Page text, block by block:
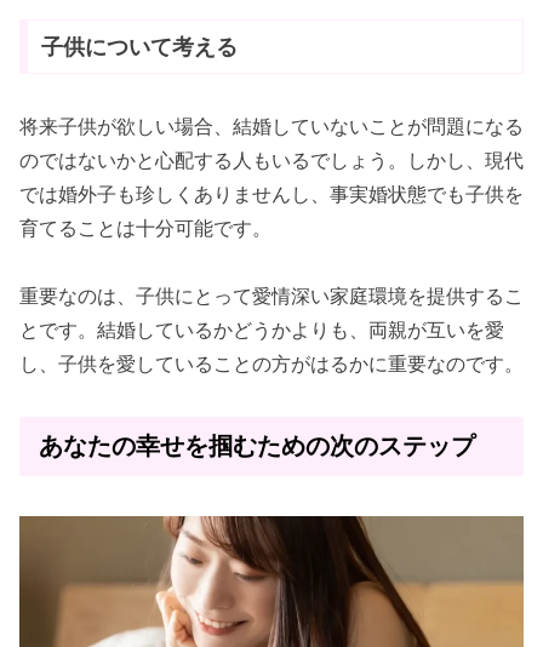
子供について考える
将来子供が欲しい場合、結婚していないことが問題になる
のではないかと心配する人もいるでしょう。しかし、現代
では婚外子も珍しくありませんし、事実婚状態でも子供を
育てることは十分可能です。
重要なのは、子供にとって愛情深い家庭環境を提供するこ
とです。結婚しているかどうかよりも、両親が互いを愛
し、子供を愛していることの方がはるかに重要なのです。
あなたの幸せを掴むための次のステップ